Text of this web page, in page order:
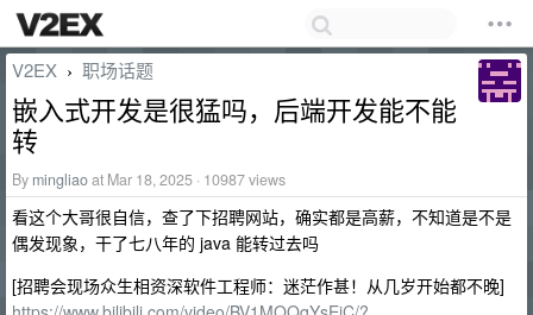
V2EX › 职场话题
嵌入式开发是很猛吗，后端开发能不能
转
By mingliaoat Mar 18, 2025 · 10987 views
看这个大哥很自信，查了下招聘网站，确实都是高薪，不知道是不是
偶发现象，干了七八年的 java 能转过去吗
[招聘会现场众生相资深软件工程师：迷茫作甚！从几岁开始都不晚]